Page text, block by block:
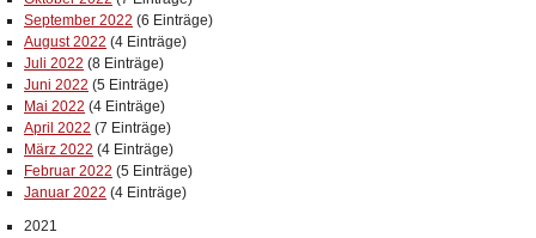
September 2022 (6 Einträge)
August 2022 (4 Einträge)
Juli 2022 (8 Einträge)
Juni 2022 (5 Einträge)
Mai 2022 (4 Einträge)
April 2022 (7 Einträge)
März 2022 (4 Einträge)
Februar 2022 (5 Einträge)
Januar 2022 (4 Einträge)
2021